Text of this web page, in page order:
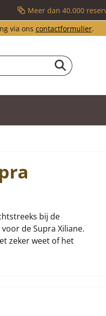
Meer dan 40.000
via ons contactformulier.
bij de
de Supra Xiliane.
zeker weet of het